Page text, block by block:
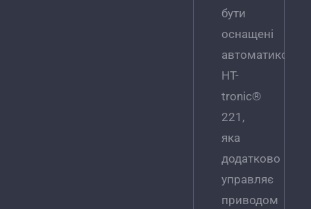
бути
оснащені
автоматикою
HT-
tronic®
221,
яка
додатково
управляє
приводом